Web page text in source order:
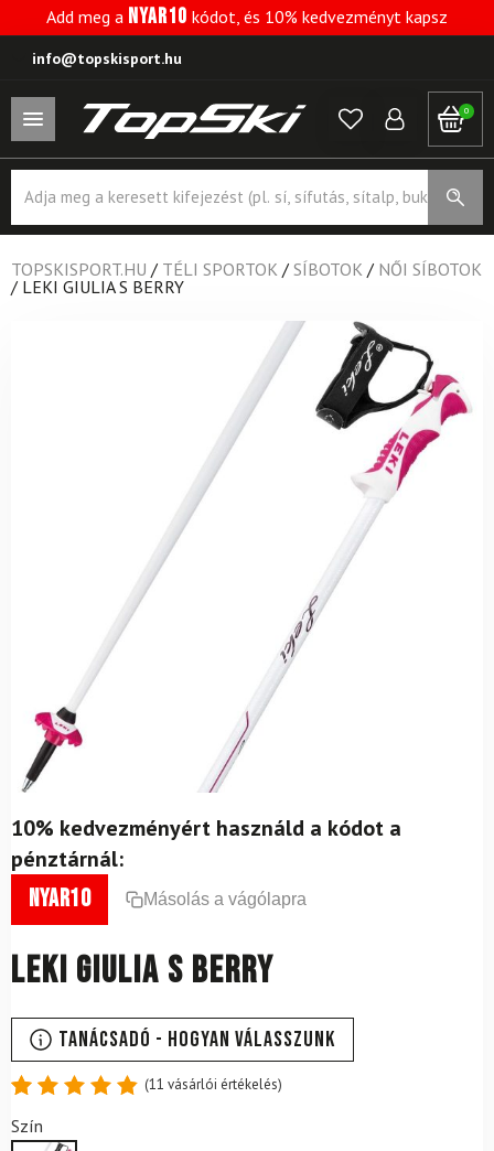
Add meg a NYAR10 kódot, és 10% kedvezményt kapsz
info@topskisport.hu
0
search
TOPSKISPORT.HU / TÉLI SPORTOK / SÍBOTOK / NŐI SÍBOTOK
/ LEKI GIULIA S BERRY
10% kedvezményért használd a kódot a
pénztárnál:
nyar10 Másolás a vágólapra
LEKI Giulia S Berry
Tanácsadó - Hogyan válasszunk
4.91
(11 vásárlói értékelés)
Szín